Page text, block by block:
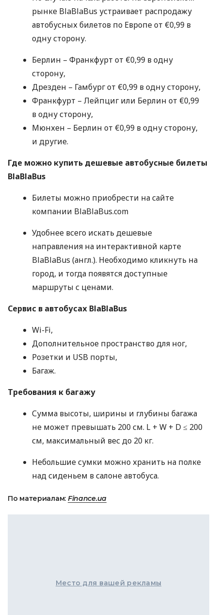
рынке BlaBlaBus устраивает распродажу
автобусных билетов по Европе от €0,99 в
одну сторону.
Берлин – Франкфурт от €0,99 в одну
сторону,
Дрезден – Гамбург от €0,99 в одну сторону,
Франкфурт – Лейпциг или Берлин от €0,99
в одну сторону,
Мюнхен – Берлин от €0,99 в одну сторону,
и другие.
Где можно купить дешевые автобусные билеты
BlaBlaBus
Билеты можно приобрести на сайте
компании BlaBlaBus.com
Удобнее всего искать дешевые
направления на интерактивной карте
BlaBlaBus (англ.). Необходимо кликнуть на
город, и тогда появятся доступные
маршруты с ценами.
Сервис в автобусах BlaBlaBus
Wi-Fi,
Дополнительное пространство для ног,
Розетки и USB порты,
Багаж.
Требования к багажу
Сумма высоты, ширины и глубины багажа
не может превышать 200 см. L + W + D ≤ 200
см, максимальный вес до 20 кг.
Небольшие сумки можно хранить на полке
над сиденьем в салоне автобуса.
По материалам: Finance.ua
Место для вашей рекламы